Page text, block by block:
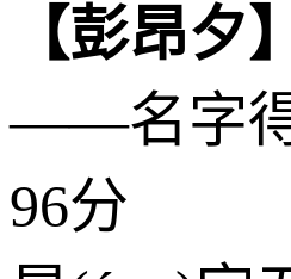
【彭昂夕】
——名字得
96分